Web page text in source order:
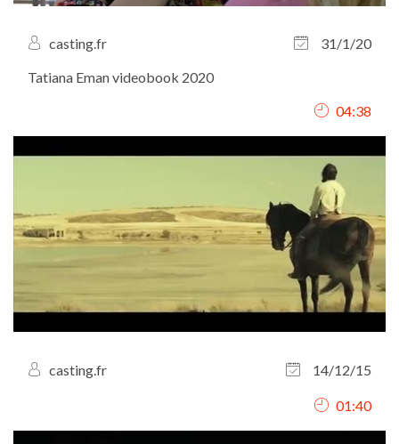
casting.fr
31/1/20
Tatiana Eman videobook 2020
04:38
casting.fr 14/12/15
01:40